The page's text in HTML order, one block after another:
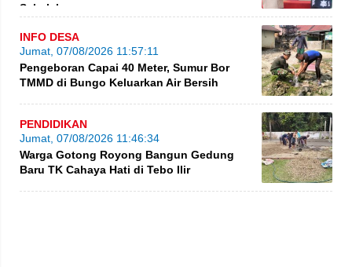
Sekolah
INFO DESA
Jumat, 07/08/2026 11:57:11
Pengeboran Capai 40 Meter, Sumur Bor
TMMD di Bungo Keluarkan Air Bersih
PENDIDIKAN
Jumat, 07/08/2026 11:46:34
Warga Gotong Royong Bangun Gedung
Baru TK Cahaya Hati di Tebo Ilir